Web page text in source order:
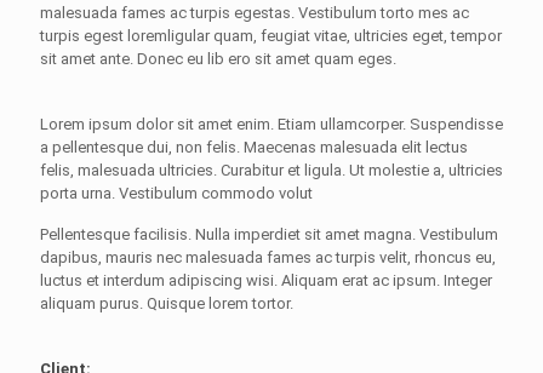
malesuada fames ac turpis egestas. Vestibulum torto mes ac
turpis egest loremligular quam, feugiat vitae, ultricies eget, tempor
sit amet ante. Donec eu lib ero sit amet quam eges.
Lorem ipsum dolor sit amet enim. Etiam ullamcorper. Suspendisse
a pellentesque dui, non felis. Maecenas malesuada elit lectus
felis, malesuada ultricies. Curabitur et ligula. Ut molestie a, ultricies
porta urna. Vestibulum commodo volut
Pellentesque facilisis. Nulla imperdiet sit amet magna. Vestibulum
dapibus, mauris nec malesuada fames ac turpis velit, rhoncus eu,
luctus et interdum adipiscing wisi. Aliquam erat ac ipsum. Integer
aliquam purus. Quisque lorem tortor.
Client: